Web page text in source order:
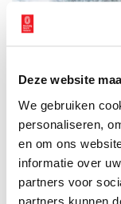
Deze website
We gebruiken
personaliseren,
en om ons
informatie over
partners voor
partners kunnen
Voor de serie
Holland gaat
bezoek bij
vertellen haar alles
de stolp. De
buitenkanten. Bij
het toepassen van